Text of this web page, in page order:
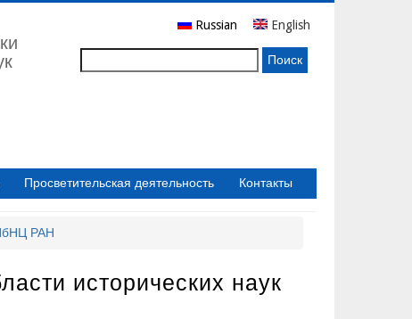
Russian English
Просветительская деятельность Контакты
РАН
исторических наук